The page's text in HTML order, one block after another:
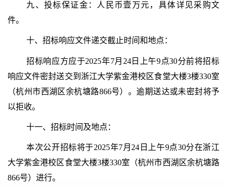
九、投标保证金：人民币壹万元，具体详见采购文
件。
十、招标响应文件递交截止时间和地点：
招标响应方应于2025年7月24日上午9点30分前将招标
响应文件密封送交到浙江大学紫金港校区食堂大楼3楼330室
（杭州市西湖区余杭塘路866号）。逾期送达或未密封将予
以拒收。
十一、招标时间及地点：
本次公开招标将于2025年7月24日上午9点30分在浙江
大学紫金港校区食堂大楼3楼330室（杭州市西湖区余杭塘路
866号）进行。